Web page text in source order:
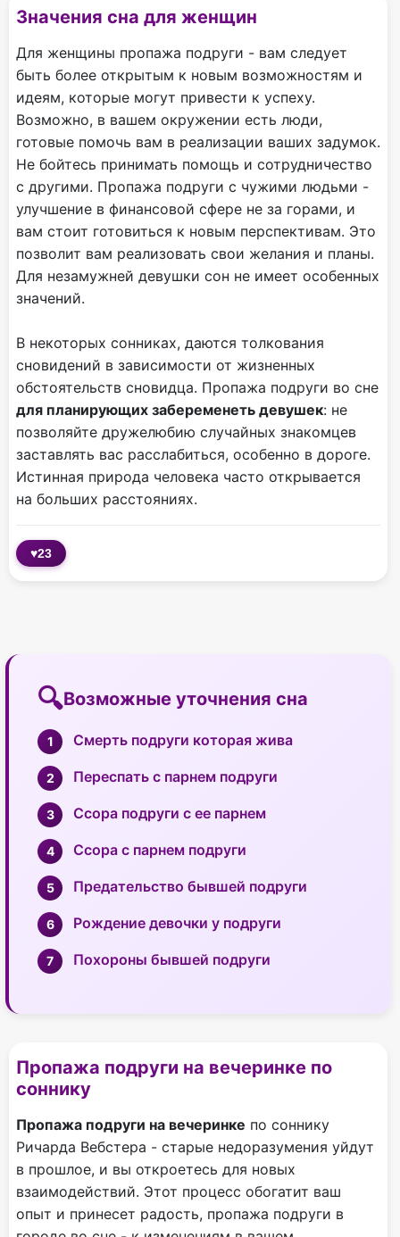
Значения сна для женщин
Для женщины пропажа подруги - вам следует
быть более открытым к новым возможностям и
идеям, которые могут привести к успеху.
Возможно, в вашем окружении есть люди,
готовые помочь вам в реализации ваших задумок.
Не бойтесь принимать помощь и сотрудничество
с другими. Пропажа подруги с чужими людьми -
улучшение в финансовой сфере не за горами, и
вам стоит готовиться к новым перспективам. Это
позволит вам реализовать свои желания и планы.
Для незамужней девушки сон не имеет особенных
значений.
В некоторых сонниках, даются толкования
сновидений в зависимости от жизненных
обстоятельств сновидца. Пропажа подруги во сне
для планирующих забеременеть девушек: не
позволяйте дружелюбию случайных знакомцев
заставлять вас расслабиться, особенно в дороге.
Истинная природа человека часто открывается
на больших расстояниях.
♥23
Возможные уточнения сна
Смерть подруги которая жива
Переспать с парнем подруги
Ссора подруги с ее парнем
Ссора с парнем подруги
Предательство бывшей подруги
Рождение девочки у подруги
Похороны бывшей подруги
Пропажа подруги на вечеринке по
соннику
Пропажа подруги на вечеринке по соннику
Ричарда Вебстера - старые недоразумения уйдут
в прошлое, и вы откроетесь для новых
взаимодействий. Этот процесс обогатит ваш
опыт и принесет радость, пропажа подруги в